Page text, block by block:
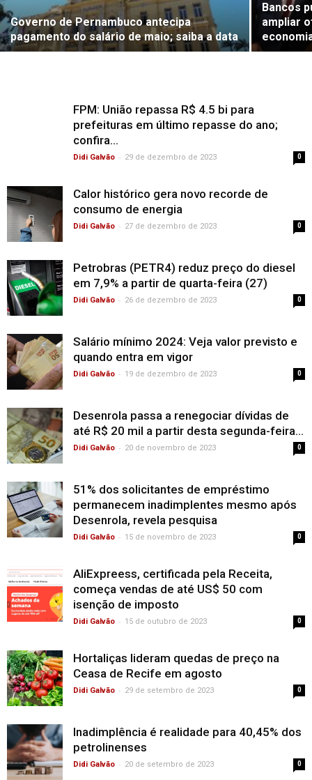
Governo de Pernambuco antecipa
pagamento do salário de maio; saiba a data
Bancos
ampliar
FPM: União repassa R$ 4.5 bi para
prefeituras em último repasse do ano;
confira...
Didi Galvão - 29 de dezembro de 2023 0
Calor histórico gera novo recorde de
consumo de energia
Didi Galvão - 27 de dezembro de 2023 0
Petrobras (PETR4) reduz preço do diesel
em 7,9% a partir de quarta-feira (27)
Didi Galvão - 26 de dezembro de 2023 0
Salário mínimo 2024: Veja valor previsto e
quando entra em vigor
Didi Galvão - 19 de dezembro de 2023 0
Desenrola passa a renegociar dívidas de
até R$ 20 mil a partir desta segunda-feira...
Didi Galvão - 20 de novembro de 2023 0
51% dos solicitantes de empréstimo
permanecem inadimplentes mesmo após
Desenrola, revela pesquisa
Didi Galvão - 15 de novembro de 2023 0
AliExpreess, certificada pela Receita,
começa vendas de até US$ 50 com
isenção de imposto
Didi Galvão - 15 de outubro de 2023 0
Hortaliças lideram quedas de preço na
Ceasa de Recife em agosto
Didi Galvão - 29 de setembro de 2023 0
Inadimplência é realidade para 40,45% dos
petrolinenses
Didi Galvão - 20 de setembro de 2023 0